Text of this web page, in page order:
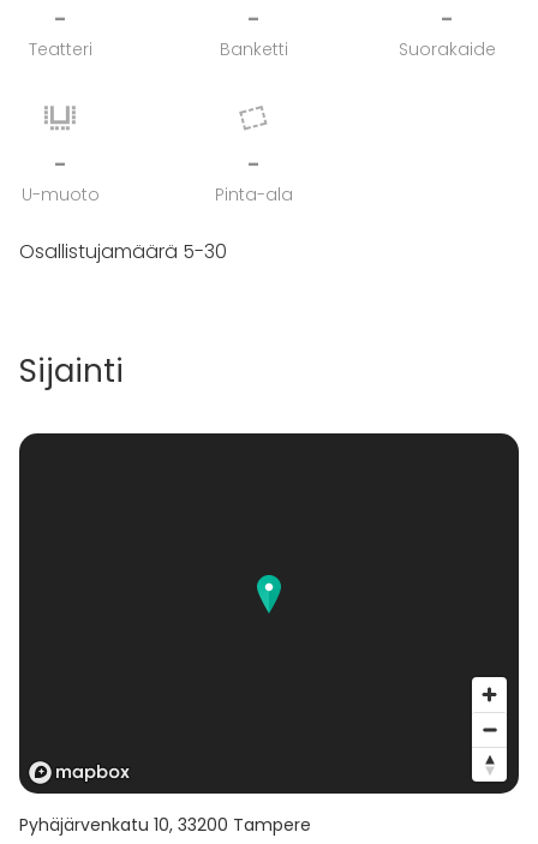
Tyky-, polttari-, synttäri-, illanistujaistapahtumiin tai
Tervetuloa Olkkarille!
-
Teatteri
-
Banketti
-
Suorakaide
-
U-muoto
-
Pinta-ala
Osallistujamäärä 5-30
Sijainti
Pyhäjärvenkatu 10, 33200 Tampere